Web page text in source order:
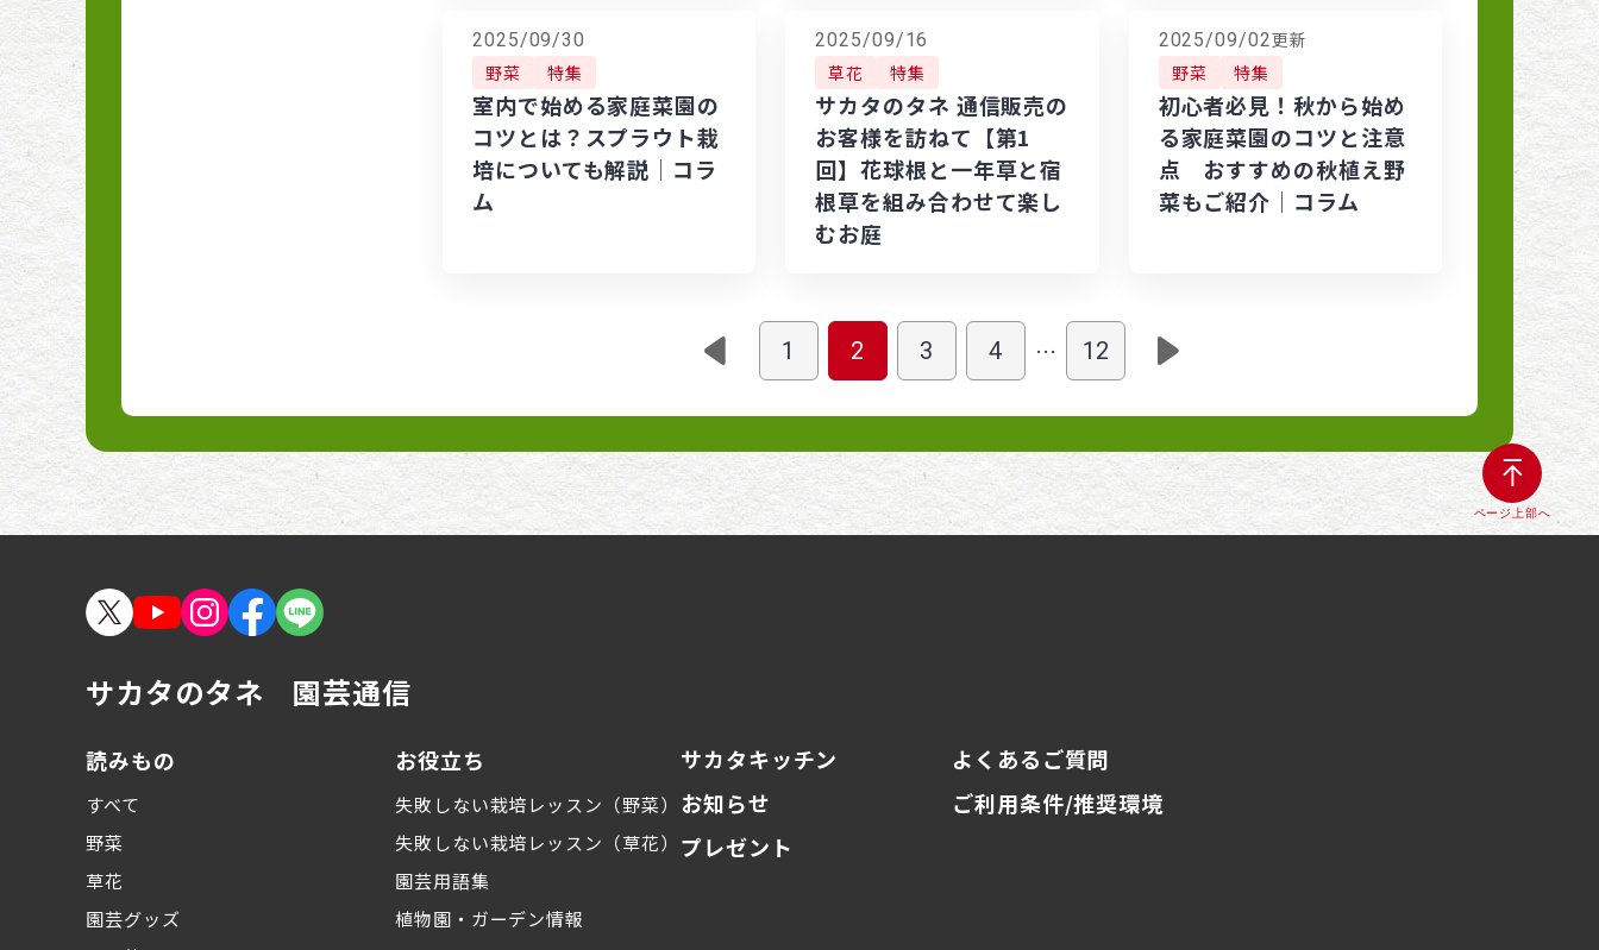
2025/09/30
野菜 特集
室内で始める家庭菜園の
コツとは？スプラウト栽
培についても解説│コラ
ム
2025/09/16
草花 特集
サカタのタネ 通信販売の
お客様を訪ねて【第1
回】花球根と一年草と宿
根草を組み合わせて楽し
むお庭
2025/09/02更新
野菜
特集
初心者必見！秋から始め
る家庭菜園のコツと注意
点 おすすめの秋植え野
菜もご紹介│コラム
1 2 3 4 … 12
育てAtoZ
こんな症状の時どうす
る？ 病害虫トラブル1
10番［野菜編］
こんな症状の時どうす
る？ 病害虫トラブル1
10番［草花・花木編］
教えて！望田先生！ 農
と花の栽培講座
ページ上部へ
サカタのタネ 園芸通信
読みもの
すべて
野菜
草花
園芸グッズ
お役立ち
失敗しない栽培レッスン（野菜）
失敗しない栽培レッスン（草花）
園芸用語集
植物園・ガーデン情報
サカタキッチン
よくあるご質問
お知らせ
ご利用条件/推奨環境
プレゼント